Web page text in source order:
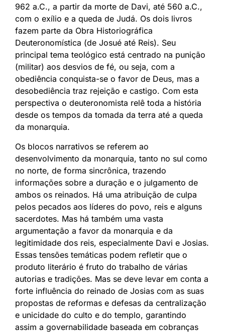
962 a.C., a partir da morte de Davi, até 560 a.C.,
com o exílio e a queda de Judá. Os dois livros
fazem parte da Obra Historiográfica
Deuteronomística (de Josué até Reis). Seu
principal tema teológico está centrado na punição
(militar) aos desvios de fé, ou seja, com a
obediência conquista-se o favor de Deus, mas a
desobediência traz rejeição e castigo. Com esta
perspectiva o deuteronomista relê toda a história
desde os tempos da tomada da terra até a queda
da monarquia.
Os blocos narrativos se referem ao
desenvolvimento da monarquia, tanto no sul como
no norte, de forma sincrônica, trazendo
informações sobre a duração e o julgamento de
ambos os reinados. Há uma atribuição de culpa
pelos pecados aos líderes do povo, reis e alguns
sacerdotes. Mas há também uma vasta
argumentação a favor da monarquia e da
legitimidade dos reis, especialmente Davi e Josias.
Essas tensões temáticas podem refletir que o
produto literário é fruto do trabalho de várias
autorias e tradições. Mas se deve levar em conta a
forte influência do reinado de Josias com as suas
propostas de reformas e defesas da centralização
e unicidade do culto e do templo, garantindo
assim a governabilidade baseada em cobranças